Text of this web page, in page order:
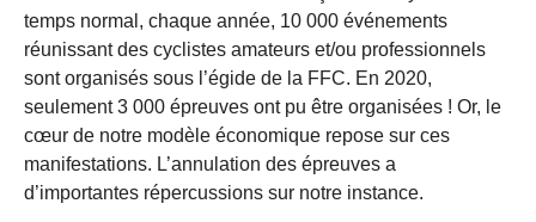
temps normal, chaque année, 10 000 événements
réunissant des cyclistes amateurs et/ou professionnels
sont organisés sous l’égide de la FFC. En 2020,
seulement 3 000 épreuves ont pu être organisées ! Or, le
cœur de notre modèle économique repose sur ces
manifestations. L’annulation des épreuves a
d’importantes répercussions sur notre instance.